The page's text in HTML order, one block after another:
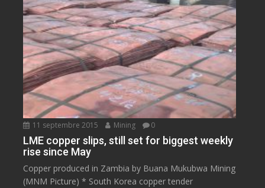
11 septembre 2015 Mining 0
LME copper slips, still set for biggest weekly
rise since May
Copper produced in Zambia by Buana Mukubwa Mining
(MNM Picture) * South Korea copper tender